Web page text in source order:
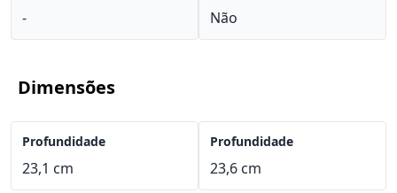
- Não
Dimensões
Profundidade
23,1 cm
Profundidade
23,6 cm